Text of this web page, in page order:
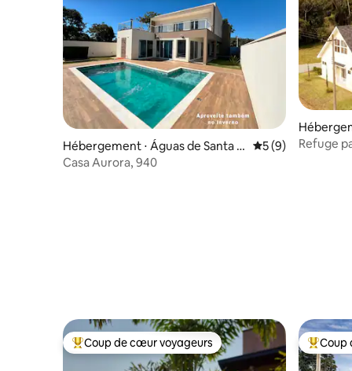
Hébergement ⋅ Águas de Santa B
árbara
Évaluation
5 (9)
Casa Aurora, 940
ta
Refuge
Coups de cœur voyageurs les plus appréciés
Coup de cœur voyageurs Coups
Coup